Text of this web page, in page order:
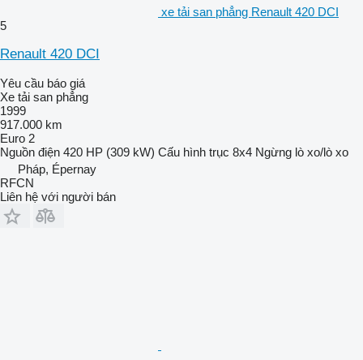
xe tải san phẳng Renault 420 DCI
5
Renault 420 DCI
Yêu cầu báo giá
Xe tải san phẳng
1999
917.000 km
Euro 2
Nguồn điện 420 HP (309 kW) Cấu hình trục 8x4 Ngừng lò xo/lò xo
Pháp, Épernay
RFCN
Liên hệ với người bán